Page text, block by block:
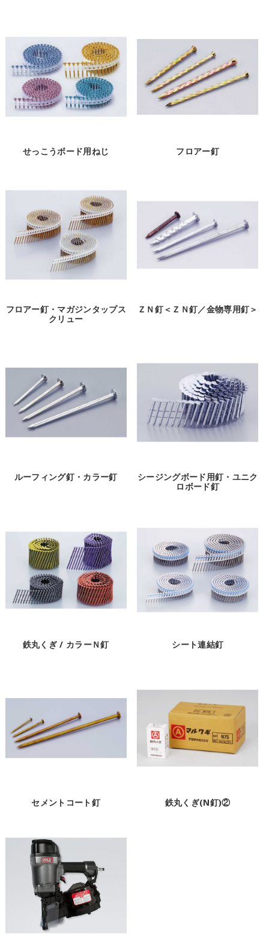
せっこうボード用ねじ フロアー釘
フロアー釘・マガジンタップス
クリュー
ＺＮ釘＜ＺＮ釘／金物専用釘＞
ルーフィング釘・カラー釘
シージングボード用釘・ユニク
ロボード釘
鉄丸くぎ / カラーＮ釘 シート連結釘
セメントコート釘 鉄丸くぎ(N釘)②